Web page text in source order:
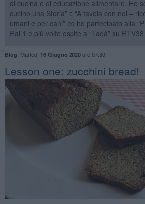
di cucina e di educazione alimentare. Ho
cucino una Storia” e “A tavola con noi –
umani e per cani” ed ho partecipato alla
Rai 1 e più volte ospite a “Tadà” su RTV38
Blog Martedì 16 Giugno 2020ore 07:30
​Lesson one: zucchini bread!